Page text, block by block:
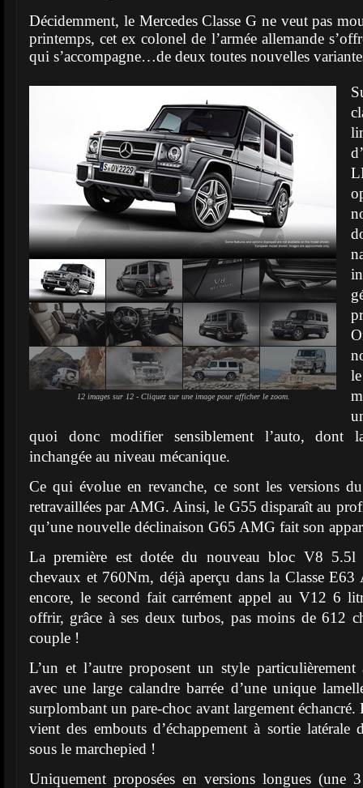
Décidemment, le Mercedes Classe G ne veut pas
printemps, cet ex colonel de l’armée allemande
qui s’accompagne…de deux toutes nouvelles
12 images sur 12 - Cliquez sur une image pour afficher le zoom.
quoi donc modifier sensiblement l’auto, dont
inchangée au niveau mécanique.
Ce qui évolue en revanche, ce sont les versions
retravaillées par AMG. Ainsi, le G55 disparaît au
qu’une nouvelle déclinaison G65 AMG fait son
La première est dotée du nouveau bloc V8
chevaux et 760Nm, déjà aperçu dans la Classe
encore, le second fait carrément appel au V12 6
offrir, grâce à ses deux turbos, pas moins de 612
couple !
L’un et l’autre proposent un style
avec une large calandre barrée d’une unique
surplombant un pare-choc avant largement
vient des embouts d’échappement à sortie latérale
sous le marchepied !
Uniquement proposées en versions longues (une